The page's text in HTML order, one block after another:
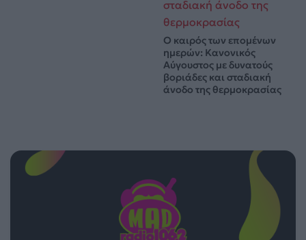
Ο καιρός των επομένων
ημερών: Κανονικός
Αύγουστος με δυνατούς
βοριάδες και σταδιακή
άνοδο της θερμοκρασίας